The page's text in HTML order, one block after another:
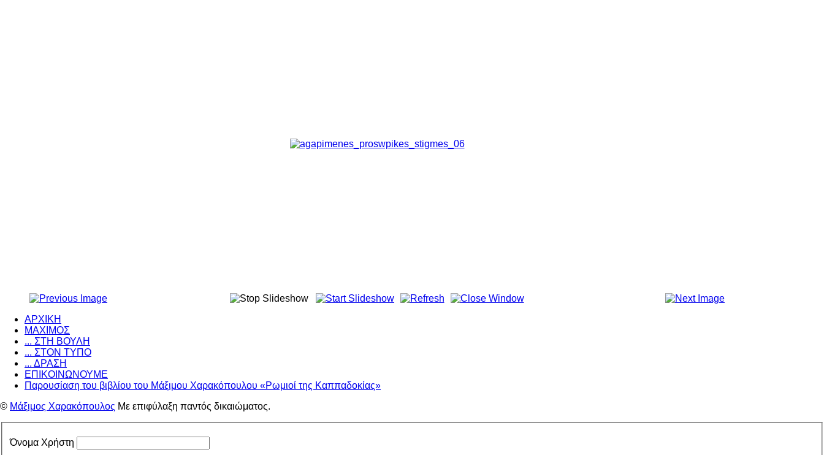
ΑΡΧΙΚΗ
ΜΑΧΙΜΟΣ
... ΣΤΗ ΒΟΥΛΗ
... ΣΤΟΝ ΤΥΠΟ
... ΔΡΑΣΗ
ΕΠΙΚΟΙΝΩΝΟΥΜΕ
Παρουσίαση του βιβλίου του Μάξιμου Χαρακόπουλου «Ρωμιοί της Καππαδοκίας»
© Μάξιμος Χαρακόπουλος Με επιφύλαξη παντός δικαιώματος.
Όνομα Χρήστη